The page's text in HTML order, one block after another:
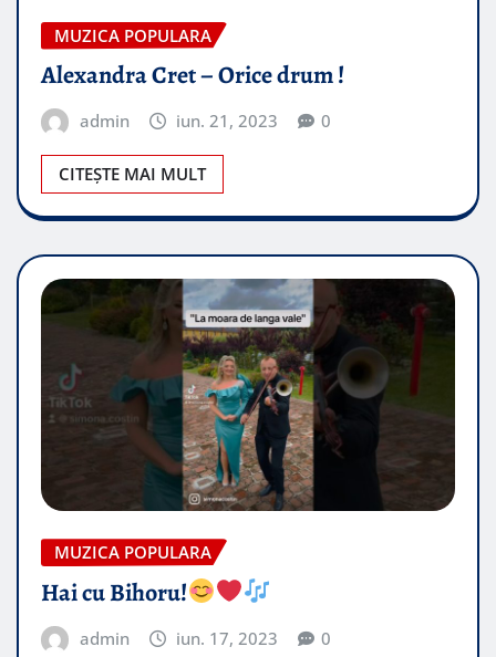
MUZICA POPULARA
Alexandra Cret – Orice drum !
admin iun. 21, 2023 0
CITEȘTE MAI MULT
MUZICA POPULARA
Hai cu Bihoru!
admin iun. 17, 2023 0